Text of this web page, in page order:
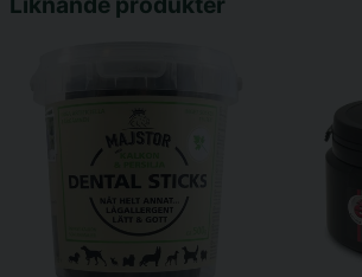
email
Ja, ni får publicera min fråga